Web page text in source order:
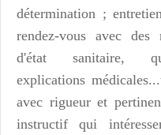
détermination ;
rendez-vous avec des
d'état sanitaire,
explications
avec rigueur et
instructif qui